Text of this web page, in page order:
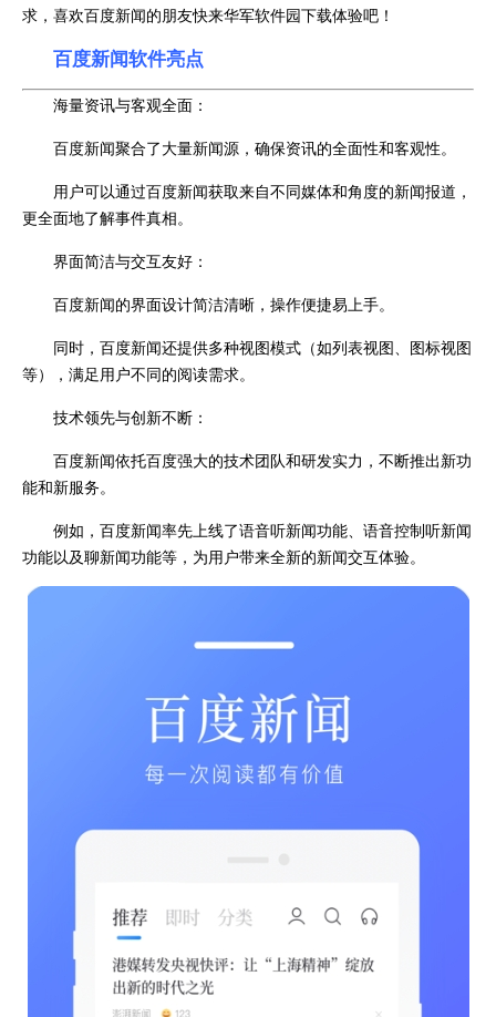
求，喜欢百度新闻的朋友快来华军软件园下载体验吧！
百度新闻软件亮点
海量资讯与客观全面：
百度新闻聚合了大量新闻源，确保资讯的全面性和客观性。
用户可以通过百度新闻获取来自不同媒体和角度的新闻报道，
更全面地了解事件真相。
界面简洁与交互友好：
百度新闻的界面设计简洁清晰，操作便捷易上手。
同时，百度新闻还提供多种视图模式（如列表视图、图标视图
等），满足用户不同的阅读需求。
技术领先与创新不断：
百度新闻依托百度强大的技术团队和研发实力，不断推出新功
能和新服务。
例如，百度新闻率先上线了语音听新闻功能、语音控制听新闻
功能以及聊新闻功能等，为用户带来全新的新闻交互体验。